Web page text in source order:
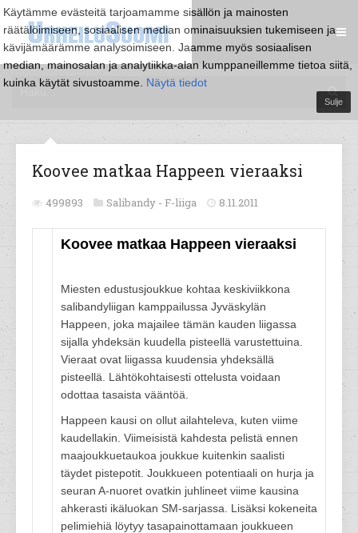
Käytämme evästeitä tarjoamamme sisällön ja mainosten
räätälöimiseen, sosiaalisen median ominaisuuksien tukemiseen ja
kävijämäärämme analysoimiseen. Jaamme myös sosiaalisen
median, mainosalan ja analytiikka-alan kumppaneillemme tietoa siitä,
kuinka käytät sivustoamme. Näytä tiedot
Sulje
Koovee matkaa Happeen vieraaksi
499893 Salibandy - F-liiga 8.11.2011
Koovee matkaa Happeen vieraaksi
Miesten edustusjoukkue kohtaa keskiviikkona
salibandyliigan kamppailussa Jyväskylän
Happeen, joka majailee tämän kauden liigassa
sijalla yhdeksän kuudella pisteellä varustettuina.
Vieraat ovat liigassa kuudensia yhdeksällä
pisteellä. Lähtökohtaisesti ottelusta voidaan
odottaa tasaista vääntöä.
Happeen kausi on ollut ailahteleva, kuten viime
kaudellakin. Viimeisistä kahdesta pelistä ennen
maajoukkuetaukoa joukkue kuitenkin saalisti
täydet pistepotit. Joukkueen potentiaali on hurja ja
seuran A-nuoret ovatkin juhlineet viime kausina
ahkerasti ikäluokan SM-sarjassa. Lisäksi kokeneita
pelimiehiä löytyy tasapainottamaan joukkueen